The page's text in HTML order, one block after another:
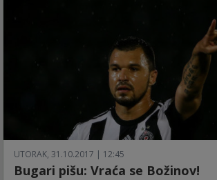
UTORAK, 31.10.2017 | 12:45
Bugari pišu: Vraća se Božinov!